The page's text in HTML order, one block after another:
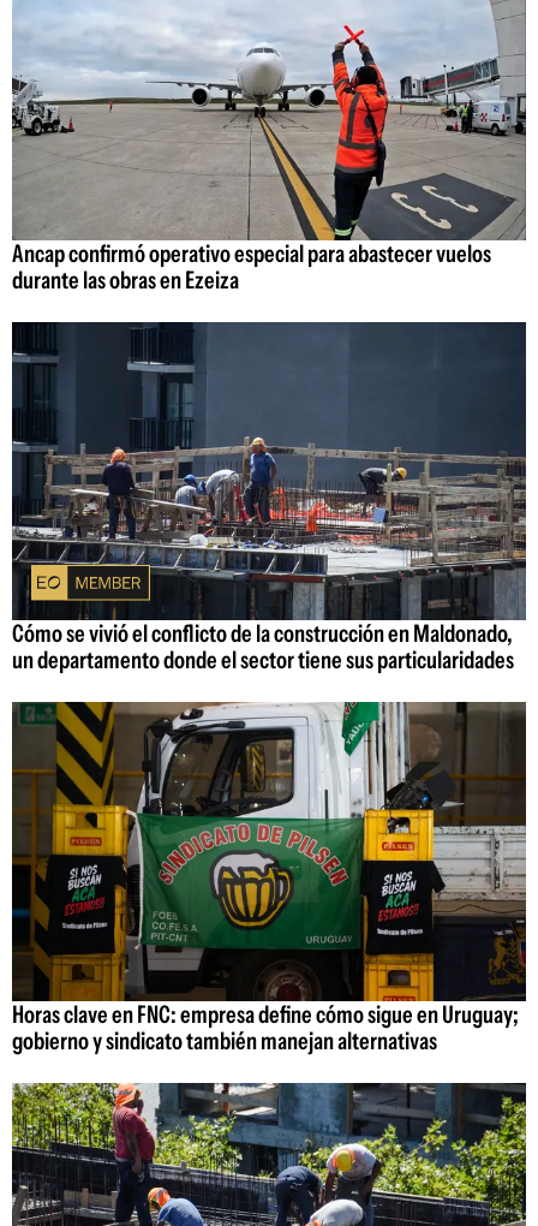
Ancap confirmó operativo especial para abastecer vuelos
durante las obras en Ezeiza
Cómo se vivió el conflicto de la construcción en Maldonado,
un departamento donde el sector tiene sus particularidades
Horas clave en FNC: empresa define cómo sigue en Uruguay;
gobierno y sindicato también manejan alternativas